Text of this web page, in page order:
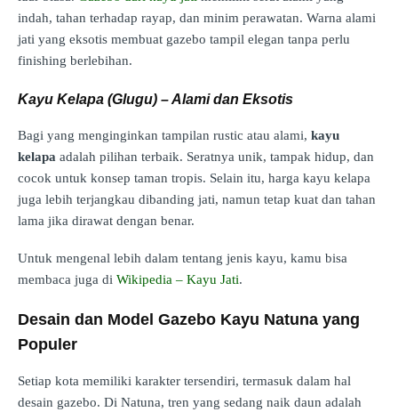
indah, tahan terhadap rayap, dan minim perawatan. Warna alami
jati yang eksotis membuat gazebo tampil elegan tanpa perlu
finishing berlebihan.
Kayu Kelapa (Glugu) – Alami dan Eksotis
Bagi yang menginginkan tampilan rustic atau alami, kayu
kelapa adalah pilihan terbaik. Seratnya unik, tampak hidup, dan
cocok untuk konsep taman tropis. Selain itu, harga kayu kelapa
juga lebih terjangkau dibanding jati, namun tetap kuat dan tahan
lama jika dirawat dengan benar.
Untuk mengenal lebih dalam tentang jenis kayu, kamu bisa
membaca juga di Wikipedia – Kayu Jati.
Desain dan Model Gazebo Kayu Natuna yang
Populer
Setiap kota memiliki karakter tersendiri, termasuk dalam hal
desain gazebo. Di Natuna, tren yang sedang naik daun adalah